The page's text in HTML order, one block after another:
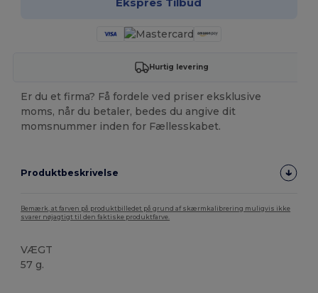
Ekspres Tilbud
Hurtig levering
Er du et firma? Få fordele ved priser eksklusive
moms, når du betaler, bedes du angive dit
momsnummer inden for Fællesskabet.
Produktbeskrivelse
Bemærk, at farven på produktbilledet på grund af skærmkalibrering muligvis ikke
svarer nøjagtigt til den faktiske produktfarve.
VÆGT
57 g.